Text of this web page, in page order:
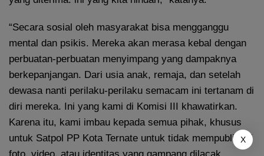
“Secara sosial oleh masyarakat bisa mengganggu
mental dan psikis. Mereka akan merasa kebal dengan
perbuatan-perbuatan menyimpang yang dampaknya
berkepanjangan. Dari usia anak, remaja, dan setelah
dewasa nanti perilaku-perilaku semacam ini tertanam di
diri mereka. Ini yang kami di Komisi III khawatirkan.
Karena itu, kami imbau kepada semua pihak, khusus
untuk Satpol PP Kota Ternate untuk tidak mempublikasi
X